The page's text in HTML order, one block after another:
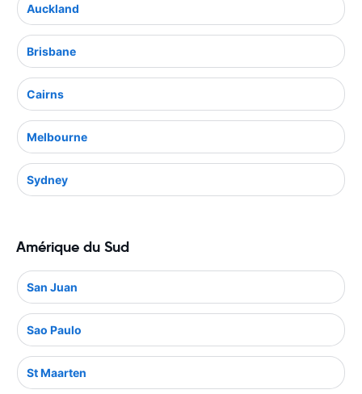
Auckland
Brisbane
Cairns
Melbourne
Sydney
Amérique du Sud
San Juan
Sao Paulo
St Maarten